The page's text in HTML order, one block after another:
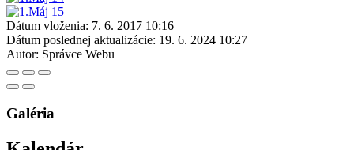
Dátum vloženia: 7. 6. 2017 10:16
Dátum poslednej aktualizácie: 19. 6. 2024 10:27
Autor: Správce Webu
Galéria